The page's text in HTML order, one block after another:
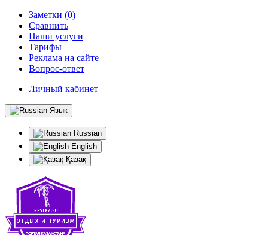
Заметки (0)
Сравнить
Наши услуги
Тарифы
Реклама на сайте
Вопрос-ответ
Личный кабинет
Язык
Russian
English
Қазақ